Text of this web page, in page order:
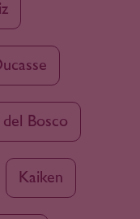
Bosco
Kaiken